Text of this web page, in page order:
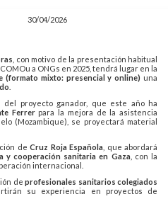
30/04/2026
, con motivo de la presentación habitual
a ONGs en 2025, tendrá lugar en la
(formato mixto: presencial y online) una
proyecto ganador, que este año ha
Ferrerpara la mejora de la asistencia
(Mozambique), se proyectará material
deCruz Roja Española , que abordará
y cooperación sanitaria en Gaza , con la
internacional.
de profesionales sanitarios colegiados
su experiencia en proyectos de